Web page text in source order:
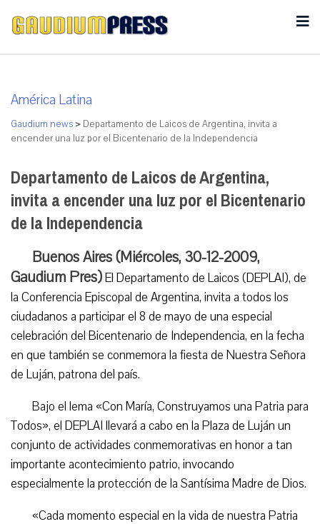
América Latina
Gaudium news > Departamento de Laicos de Argentina, invita a
encender una luz por el Bicentenario de la Independencia
Departamento de Laicos de Argentina,
invita a encender una luz por el Bicentenario
de la Independencia
Buenos Aires (Miércoles, 30-12-2009,
Gaudium Pres)El Departamento de Laicos (DEPLAI), de
la Conferencia Episcopal de Argentina, invita a todos los
ciudadanos a participar el 8 de mayo de una especial
celebración del Bicentenario de Independencia, en la fecha
en que también se conmemora la fiesta de Nuestra Señora
de Luján, patrona del país.
Bajo el lema «Con María, Construyamos una Patria para
Todos», el DEPLAI llevará a cabo en la Plaza de Luján un
conjunto de actividades conmemorativas en honor a tan
importante acontecimiento patrio, invocando
especialmente la protección de la Santísima Madre de Dios.
«Cada momento especial en la vida de nuestra Patria